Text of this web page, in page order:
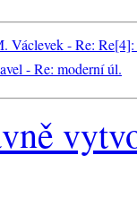
Václevek - Re:
- Re: moderní úl.